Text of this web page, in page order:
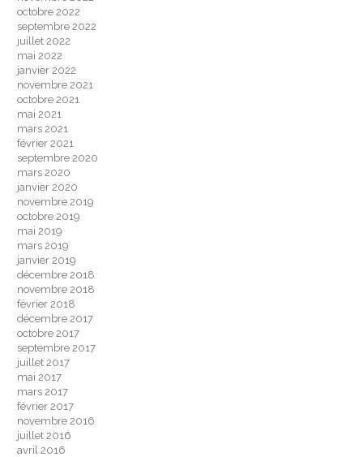
octobre 2022
septembre 2022
juillet 2022
mai 2022
janvier 2022
novembre 2021
octobre 2021
mai 2021
mars 2021
février 2021
septembre 2020
mars 2020
janvier 2020
novembre 2019
octobre 2019
mai 2019
mars 2019
janvier 2019
décembre 2018
novembre 2018
février 2018
décembre 2017
octobre 2017
septembre 2017
juillet 2017
mai 2017
mars 2017
février 2017
novembre 2016
juillet 2016
avril 2016